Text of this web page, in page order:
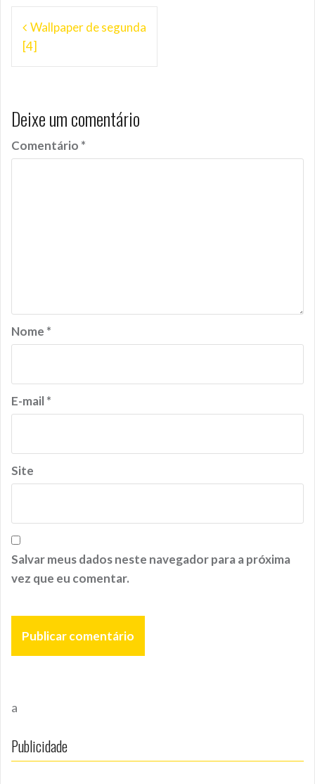
Navegação
deWallpaper de segunda
[4]
Deixe um comentário
Comentário *
Nome *
E-mail*
Site
Salvar meus dados neste navegador para a próxima
vez que eu comentar.
a
Publicidade